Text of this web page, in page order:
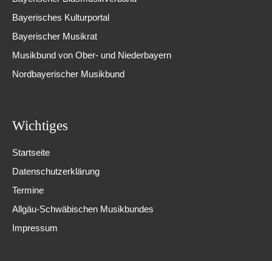
Bayerisches Kulturportal
Bayerischer Musikrat
Musikbund von Ober- und Niederbayern
Nordbayerischer Musikbund
Wichtiges
Startseite
Datenschutzerklärung
Termine
Allgäu-Schwäbischen Musikbundes
Impressum